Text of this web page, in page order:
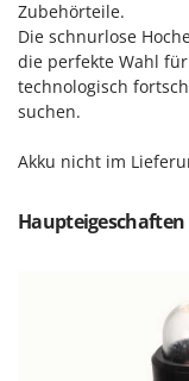
P
Pelletpressen
Pflüge für
Poolroboter
Rasenmäher
Forest Master
Francini
G
G3 Ferrari
Gardena
GeoTech
Ginko - MGM
Zubehörteile.
Die schnurlose
die perfekte Wahl
technologisch
suchen.
Akku nicht im
Haupteigeschaften